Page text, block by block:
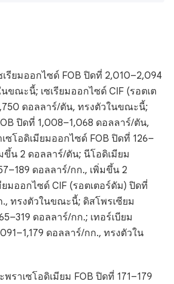
รียมออกไซด์ FOB ปิดที่ 2,010–2,094
ขณะนี้; เซเรียมออกไซด์ CIF (รอตเต
ดอลลาร์/ตัน, ทรงตัวในขณะนี้;
ปิดที่ 1,008–1,068 ดอลลาร์/ตัน,
โอดิเมียมออกไซด์ FOB ปิดที่ 126–
ขึ้น 2 ดอลลาร์/ตัน; นีโอดิเมียม
ดอลลาร์/กก., เพิ่มขึ้น 2
มออกไซด์ CIF (รอตเตอร์ดัม) ปิดที่
., ทรงตัวในขณะนี้; ดิสโพรเซียม
ดอลลาร์/กก.; เทอร์เบียม
ดอลลาร์/กก., ทรงตัวใน
ราเซโอดิเมียม FOB ปิดที่ 171–179